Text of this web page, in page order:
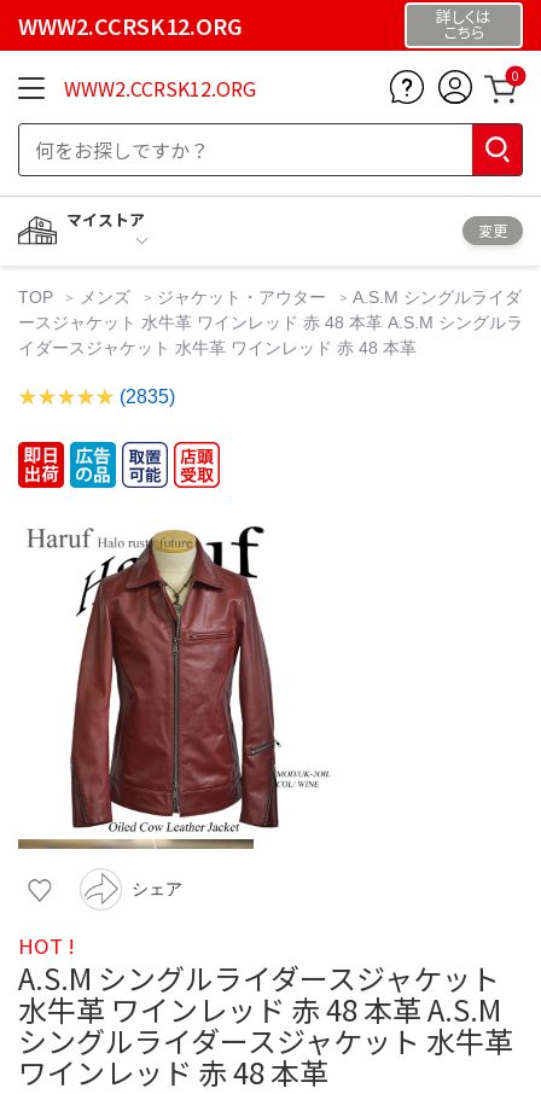
WWW2.CCRSK12.ORG 詳しくは
こちら
WWW2.CCRSK12.ORG 0
マイストア
変更
TOP メンズ ジャケット・アウター
A.S.M シングルライダ
ースジャケット 水牛革 ワインレッド 赤 48 本革 A.S.M シングルラ
イダースジャケット 水牛革 ワインレッド 赤 48 本革
(2835)
シェア
HOT !
A.S.M シングルライダースジャケット
水牛革 ワインレッド 赤 48 本革 A.S.M
シングルライダースジャケット 水牛革
ワインレッド 赤 48 本革